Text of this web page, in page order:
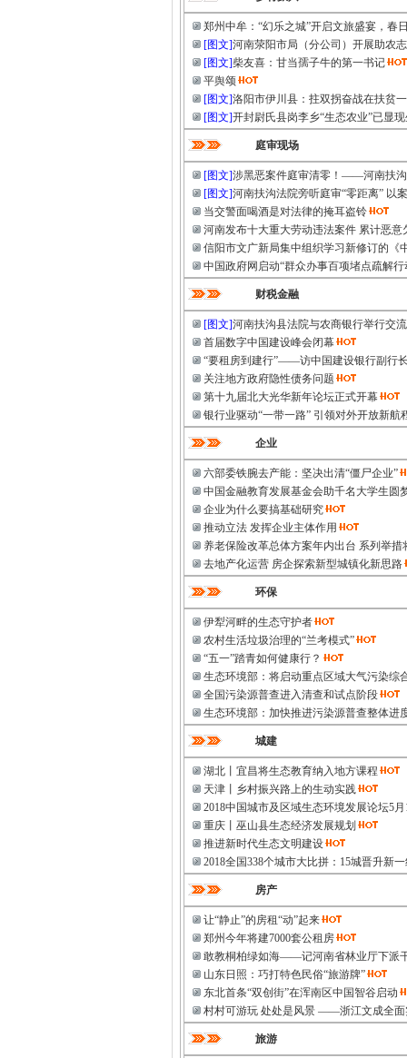
郑州中牟：“幻乐之城”开启文旅盛宴，春
[图文]河南荥阳市局（分公司）开展助农
[图文]柴友喜：甘当孺子牛的第一书记
平舆颂
[图文]洛阳市伊川县：拄双拐奋战在扶贫
[图文]开封尉氏县岗李乡“生态农业”已显
庭审现场
[图文]涉黑恶案件庭审清零！——河南扶
[图文]河南扶沟法院旁听庭审“零距离” 以
当交警面喝酒是对法律的掩耳盗铃
河南发布十大重大劳动违法案件 累计恶意
信阳市文广新局集中组织学习新修订的《
中国政府网启动“群众办事百项堵点疏解行
财税金融
[图文]河南扶沟县法院与农商银行举行交
首届数字中国建设峰会闭幕
“要租房到建行”——访中国建设银行副行
关注地方政府隐性债务问题
第十九届北大光华新年论坛正式开幕
银行业驱动“一带一路” 引领对外开放新航
企业
六部委铁腕去产能：坚决出清“僵尸企业”
中国金融教育发展基金会助千名大学生圆
企业为什么要搞基础研究
推动立法 发挥企业主体作用
养老保险改革总体方案年内出台 系列举措
去地产化运营 房企探索新型城镇化新思路
环保
伊犁河畔的生态守护者
农村生活垃圾治理的“兰考模式”
“五一”踏青如何健康行？
生态环境部：将启动重点区域大气污染综
全国污染源普查进入清查和试点阶段
生态环境部：加快推进污染源普查整体进
城建
湖北丨宜昌将生态教育纳入地方课程
天津丨乡村振兴路上的生动实践
2018中国城市及区域生态环境发展论坛5
重庆丨巫山县生态经济发展规划
推进新时代生态文明建设
2018全国338个城市大比拼：15城晋升新
房产
让“静止”的房租“动”起来
郑州今年将建7000套公租房
敢教桐柏绿如海——记河南省林业厅下派
山东日照：巧打特色民俗“旅游牌”
东北首条“双创街”在浑南区中国智谷启动
村村可游玩 处处是风景 ——浙江文成全面
旅游